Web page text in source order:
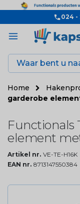
024 -
Home
garderobe
Functionals
element
Artikel nr. VE-TE-H16K
EAN nr. 8713147550384